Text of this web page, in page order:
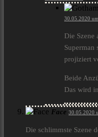
30.05.2020
Die Szene
Superman
projiziert
Beide
Das wird
Face 30.05.2020
Die schlimmste Szene